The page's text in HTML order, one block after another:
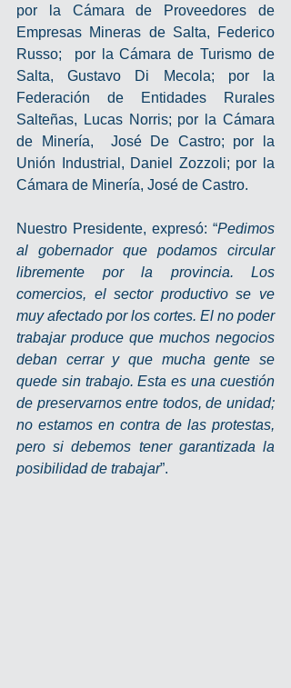
por la Cámara de Proveedores de
Empresas Mineras de Salta, Federico
Russo;  por la Cámara de Turismo de
Salta, Gustavo Di Mecola; por la
Federación de Entidades Rurales
Salteñas, Lucas Norris; por la Cámara
de Minería,  José De Castro; por la
Unión Industrial, Daniel Zozzoli; por la
Cámara de Minería, José de Castro.
Nuestro Presidente, expresó: “Pedimos
al gobernador que podamos circular
libremente por la provincia. Los
comercios, el sector productivo se ve
muy afectado por los cortes. El no poder
trabajar produce que muchos negocios
deban cerrar y que mucha gente se
quede sin trabajo. Esta es una cuestión
de preservarnos entre todos, de unidad;
no estamos en contra de las protestas,
pero si debemos tener garantizada la
posibilidad de trabajar”.